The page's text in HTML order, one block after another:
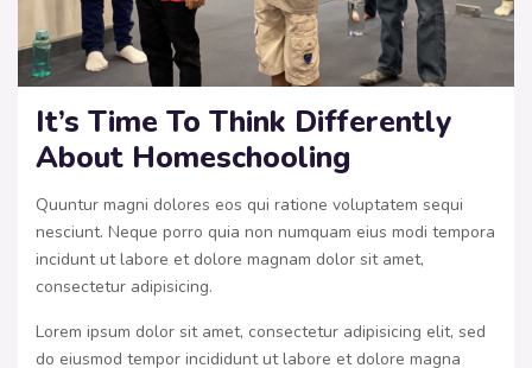
It’s Time To Think Differently
About Homeschooling
Quuntur magni dolores eos qui ratione voluptatem sequi
nesciunt. Neque porro quia non numquam eius modi tempora
incidunt ut labore et dolore magnam dolor sit amet,
consectetur adipisicing.
Lorem ipsum dolor sit amet, consectetur adipisicing elit, sed
do eiusmod tempor incididunt ut labore et dolore magna